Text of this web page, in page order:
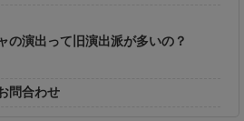
の演出って旧演出派が多いの？
問合わせ